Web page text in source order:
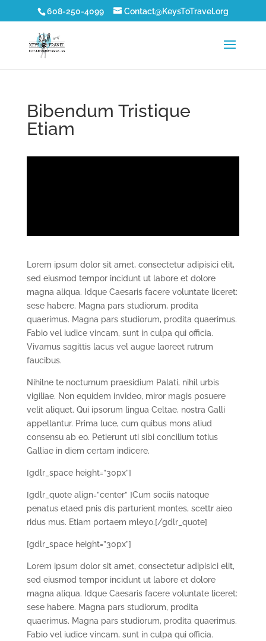
608-250-4099 Contact@KeysToTravel.org
Bibendum Tristique
Etiam
Lorem ipsum dolor sit amet, consectetur adipisici elit,
sed eiusmod tempor incidunt ut labore et dolore
magna aliqua. Idque Caesaris facere voluntate liceret:
sese habere. Magna pars studiorum, prodita
quaerimus. Magna pars studiorum, prodita quaerimus.
Fabio vel iudice vincam, sunt in culpa qui officia.
Vivamus sagittis lacus vel augue laoreet rutrum
faucibus.
Nihilne te nocturnum praesidium Palati, nihil urbis
vigiliae. Non equidem invideo, miror magis posuere
velit aliquet. Qui ipsorum lingua Celtae, nostra Galli
appellantur. Prima luce, cum quibus mons aliud
consensu ab eo. Petierunt uti sibi concilium totius
Galliae in diem certam indicere.
[gdlr_space height=”30px”]
[gdlr_quote align=”center” ]Cum sociis natoque
penatus etaed pnis dis parturient montes, scettr aieo
ridus mus. Etiam portaem mleyo.[/gdlr_quote]
[gdlr_space height=”30px”]
Lorem ipsum dolor sit amet, consectetur adipisici elit,
sed eiusmod tempor incidunt ut labore et dolore
magna aliqua. Idque Caesaris facere voluntate liceret:
sese habere. Magna pars studiorum, prodita
quaerimus. Magna pars studiorum, prodita quaerimus.
Fabio vel iudice vincam, sunt in culpa qui officia.